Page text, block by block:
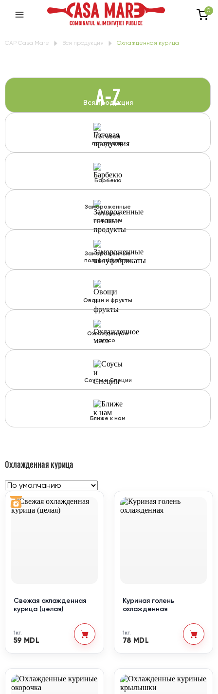
0
CAP Casa Mare Вся продукция Охлажденная курица
A-Z
Вся продукция
Готовая
продукция
Барбекю
Замороженные
готовые
продукты
Замороженные
полуфабрикаты
Овощи и фрукты
Охлажденное
мясо
Соусы и Специи
Ближе к нам
Охлажденная курица
Свежая охлажденная
курица (целая)
1кг.
59 MDL
Куриная голень
охлажденная
1кг.
78 MDL